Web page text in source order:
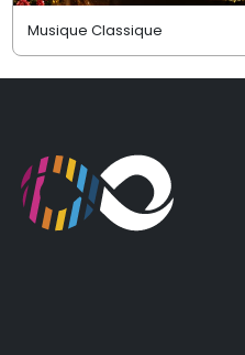
Musique Classique